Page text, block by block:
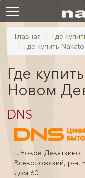
Главная
Где
Где купить
Где
Новом
DNS
г. Новое
Всеволожский, р-н,
дом 60